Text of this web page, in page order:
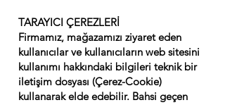
TARAYICI ÇEREZLERİ
Firmamız, mağazamızı ziyaret eden
kullanıcılar ve kullanıcıların web sitesini
kullanımı hakkındaki bilgileri teknik bir
iletişim dosyası (Çerez-Cookie)
kullanarak elde edebilir. Bahsi geçen